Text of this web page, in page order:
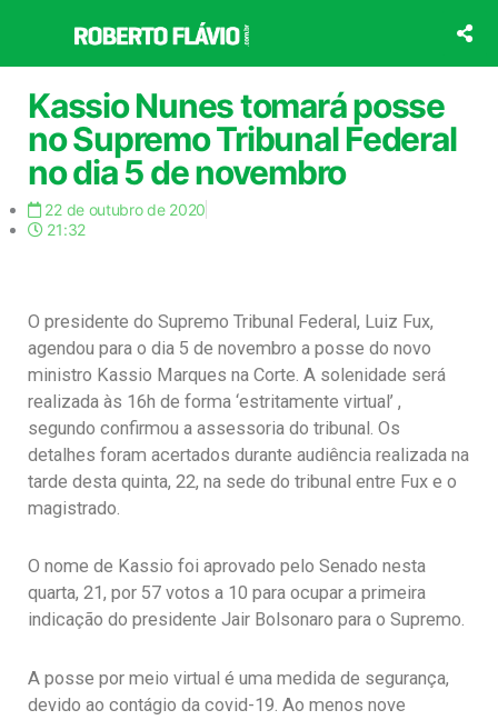
o
conteúdo
Kassio Nunes tomará posse
no Supremo Tribunal Federal
no dia 5 de novembro
22 de outubro de 2020
21:32
O presidente do Supremo Tribunal Federal, Luiz Fux,
agendou para o dia 5 de novembro a posse do novo
ministro Kassio Marques na Corte. A solenidade será
realizada às 16h de forma ‘estritamente virtual’ ,
segundo confirmou a assessoria do tribunal. Os
detalhes foram acertados durante audiência realizada na
tarde desta quinta, 22, na sede do tribunal entre Fux e o
magistrado.
O nome de Kassio foi aprovado pelo Senado nesta
quarta, 21, por 57 votos a 10 para ocupar a primeira
indicação do presidente Jair Bolsonaro para o Supremo.
A posse por meio virtual é uma medida de segurança,
devido ao contágio da covid-19. Ao menos nove